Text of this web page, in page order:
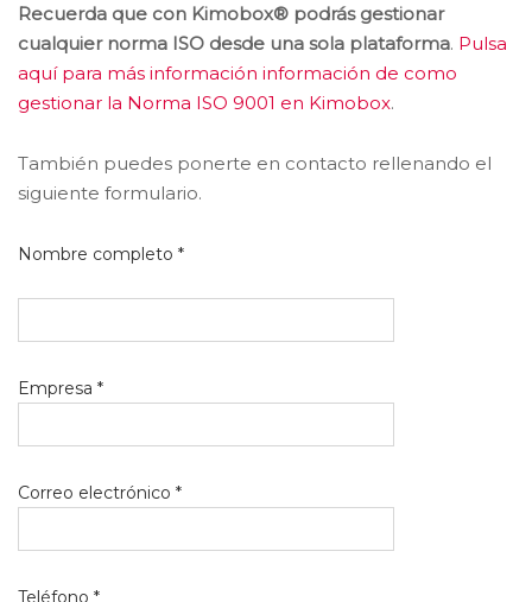
Recuerda que con Kimobox® podrás gestionar
cualquier norma ISO desde una sola plataforma. Pulsa
aquí para más información información de como
gestionar la Norma ISO 9001 en Kimobox.
También puedes ponerte en contacto rellenando el
siguiente formulario.
Nombre completo *
Empresa *
Correo electrónico *
Teléfono *